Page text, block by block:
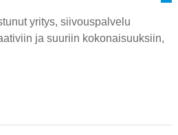
yritys, siivouspalvelu
ja suuriin kokonaisuuksiin,